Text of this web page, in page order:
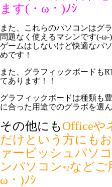
ます(・ω・)ﾉｼ
また、これらのパソコンはグ
問題なく使えるマシンです(-ω-
ゲームはしないけど快適なパ
めです！
また、グラフィックボードも
てあります！！
グラフィックボードは種類も
に合った用途でのグラボを選
その他にもOfficeや
だけという方にも
ァービッシュパソ
ンパソコン *2などご
ω・)ﾉｼ